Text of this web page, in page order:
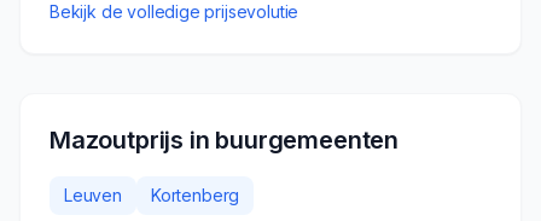
Bekijk de volledige prijsevolutie
Mazoutprijs in buurgemeenten
Leuven Kortenberg